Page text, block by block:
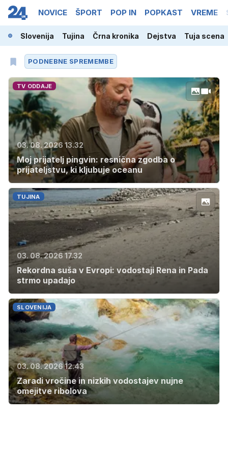
NOVICE ŠPORT POP IN POPKAST VREME
Slovenija Tujina Črna kronika Dejstva Tuja scena
PODNEBNE SPREMEMBE
TV ODDAJE
03. 08. 2026 13.32
Moj prijatelj pingvin: resnična zgodba o
prijateljstvu, ki kljubuje oceanu
TUJINA
03. 08. 2026 17.32
Rekordna suša v Evropi: vodostaji Rena in Pada
strmo upadajo
SLOVENIJA
03. 08. 2026 12.43
Zaradi vročine in nizkih vodostajev nujne
omejitve ribolova